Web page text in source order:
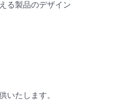
る製品のデザイン
いたします。